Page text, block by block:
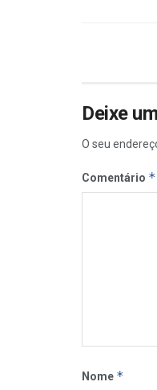
Deixe
O seu
Comentário *
Nome *